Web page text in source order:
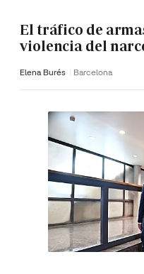
El tráfico de
violencia del
Elena Burés Barcelona